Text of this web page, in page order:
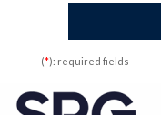
(*): required fields